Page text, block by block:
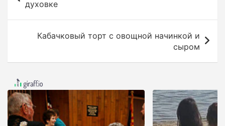
в
а
ц
и
я
духовке
Кабачковый торт c овощной начинкой и
сыром